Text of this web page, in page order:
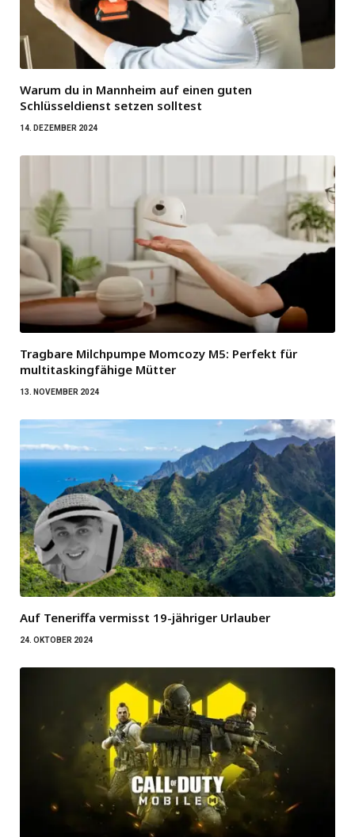
Warum du in Mannheim auf einen guten
Schlüsseldienst setzen solltest
14. DEZEMBER 2024
Tragbare Milchpumpe Momcozy M5: Perfekt für
multitaskingfähige Mütter
13. NOVEMBER 2024
Auf Teneriffa vermisst 19-jähriger Urlauber
24. OKTOBER 2024